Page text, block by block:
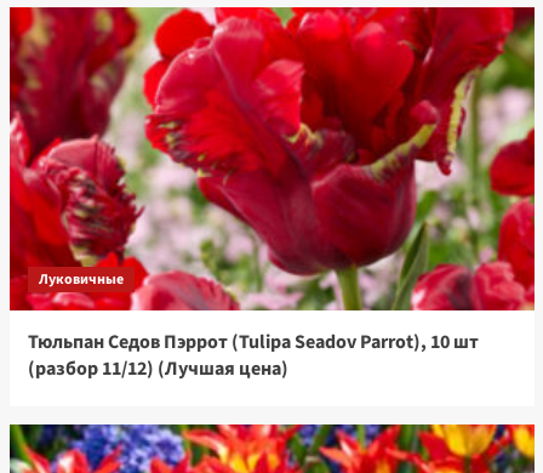
Луковичные
Тюльпан Седов Пэррот (Tulipa Seadov Parrot), 10 шт
(разбор 11/12) (Лучшая цена)